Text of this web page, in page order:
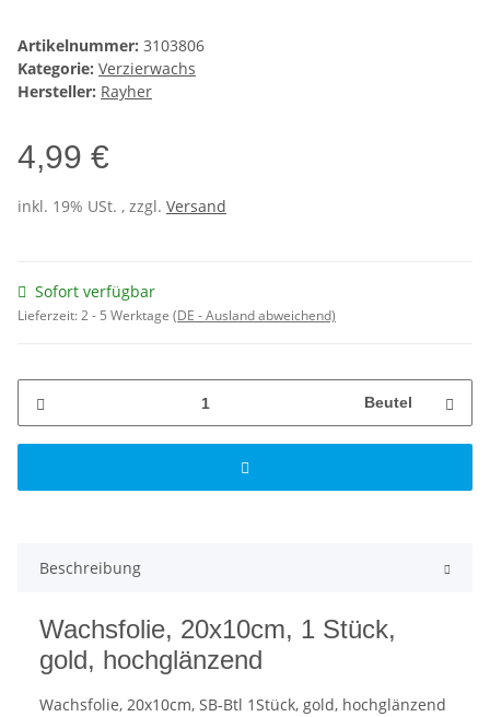
Artikelnummer: 3103806
Kategorie: Verzierwachs
Hersteller: Rayher
4,99 €
inkl. 19% USt. , zzgl. Versand
Sofort verfügbar
Lieferzeit:2 - 5 Werktage (DE - Ausland abweichend)
Beutel
Beschreibung
Wachsfolie, 20x10cm, 1 Stück,
gold, hochglänzend
Wachsfolie, 20x10cm, SB-Btl 1Stück, gold, hochglänzend